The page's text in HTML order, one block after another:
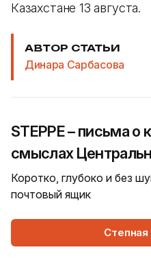
Казахстане 13 августа.
АВТОР СТАТЬИ
Динара Сарбасова
STEPPE – письма о
смыслах
Коротко, глубоко и без
почтовый ящик